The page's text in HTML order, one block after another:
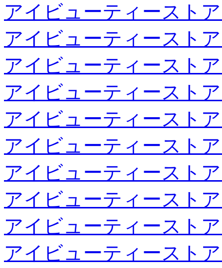
アイビューティースト
アイビューティースト
アイビューティースト
アイビューティースト
アイビューティースト
アイビューティースト
アイビューティースト
アイビューティースト
アイビューティースト
アイビューティースト